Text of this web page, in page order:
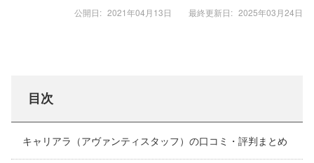
公開日: 2021年04月13日 最終更新日: 2025年03月24日
目次
キャリアラ（アヴァンティスタッフ）の口コミ・評判まとめ